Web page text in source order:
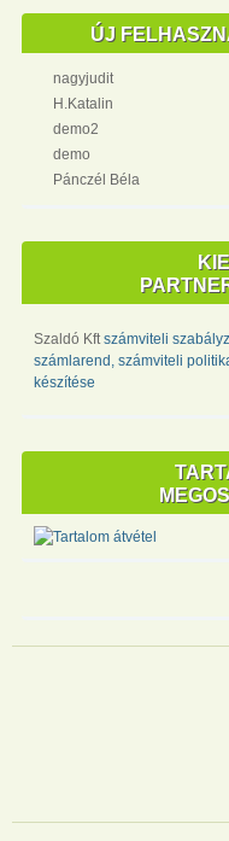
ÚJ
nagyjudit
H.Katalin
demo2
demo
Pánczél Béla
Szaldó Kftszámviteli
számlarend, számviteli
készítése